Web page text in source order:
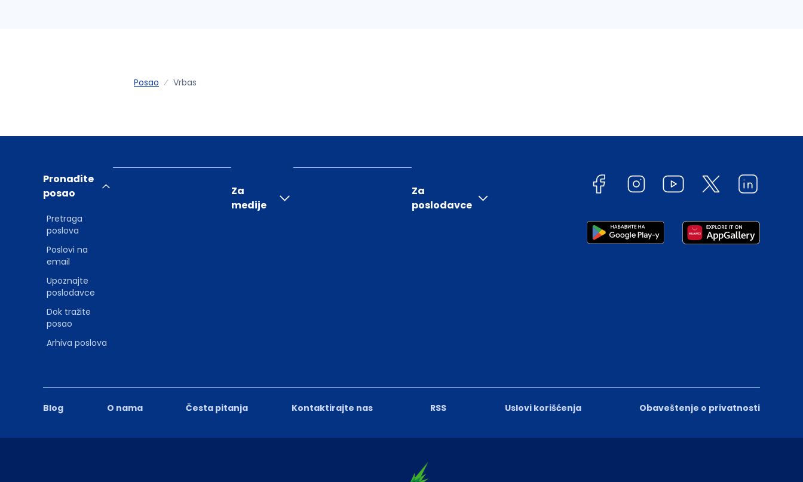
Posao Vrbas
Blog O nama Česta pitanja Kontaktirajte nas RSS Uslovi korišćenja Obaveštenje o privatnosti
Pronađite
posao
Pretraga
poslova
Poslovi na
email
Upoznajte
poslodavce
Dok tražite
posao
Arhiva poslova
Za
medije
Za
poslodavce